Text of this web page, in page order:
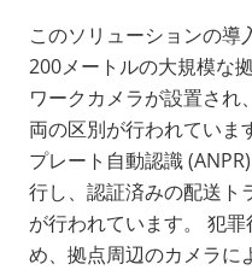
このソリューションの導
200メートルの大規模な
ワークカメラが設置され
両の区別が行われていま
プレート自動認識
行し、認証済みの配送ト
が行われています。 犯
め、拠点周辺のカメラに